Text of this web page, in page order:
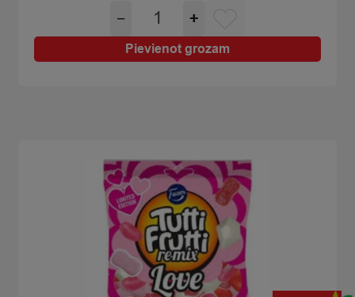
−
Konfektes
košļājamas
Mentos
discovery
+
Pievienot grozam